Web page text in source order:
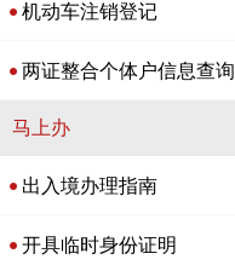
机动车注销登记
两证整合个体户信息查询
马上办
出入境办理指南
开具临时身份证明